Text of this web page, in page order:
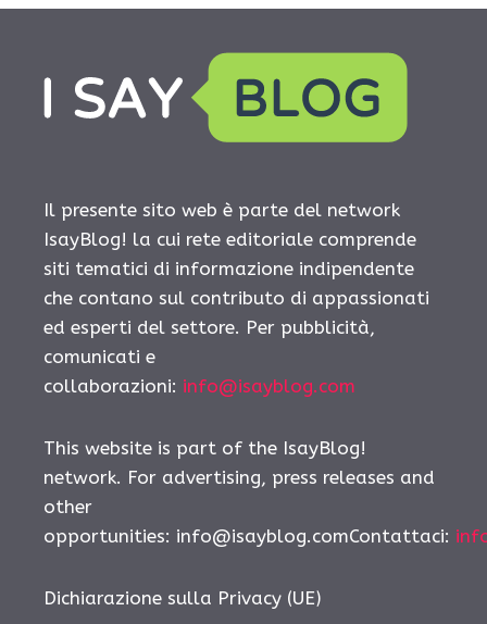
Il presente sito web è parte del network
IsayBlog! la cui rete editoriale comprende
siti tematici di informazione indipendente
che contano sul contributo di appassionati
ed esperti del settore. Per pubblicità,
comunicati e
collaborazioni: info@isayblog.com
This website is part of the IsayBlog!
network. For advertising, press releases and
other
opportunities: info@isayblog.comContattaci:
Dichiarazione sulla Privacy (UE)